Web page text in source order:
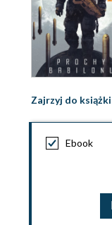
Zajrzyj do książki
Ebook